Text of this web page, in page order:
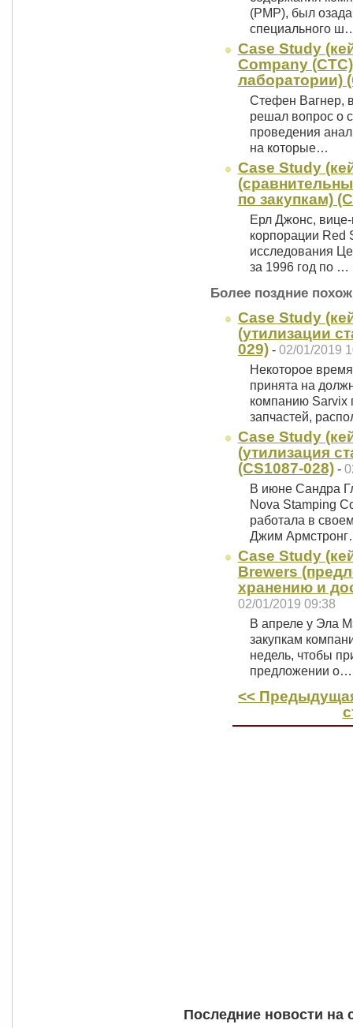
(РМР), был
специального
Case Study
Company
лаборатории)
Стефен Вагнер,
решал вопрос о
проведения
на которые…
Case Study
по закупкам)
Ерл Джонс, вице-
корпорации Red
исследования
за 1996 год по …
Более поздние
Case Study
(утилизации
029)- 02/01/2019
Некоторое
принята на
компанию Sarvix
запчастей,
Case Study
(утилизация
(CS1087-028)-
В июне Сандра
Nova Stamping
работала в
Джим
Case Study
Brewers
хранению и
02/01/2019 09:38
В апреле у Эла
закупкам
недель, чтобы
предложении о…
<<
Последние новости на